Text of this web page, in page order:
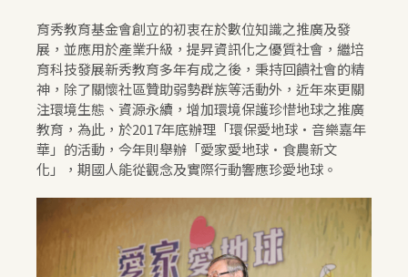
育秀教育基金會創立的初衷在於數位知識之推廣及發
展，並應用於產業升級，提昇資訊化之優質社會，繼培
育科技發展新秀教育多年有成之後，秉持回饋社會的精
神，除了關懷社區贊助弱勢群族等活動外，近年來更關
注環境生態、資源永續，增加環境保護珍惜地球之推廣
教育，為此，於2017年底辦理「環保愛地球•音樂嘉年
華」的活動，今年則舉辦「愛家愛地球•食農新文
化」，期國人能從觀念及實際行動響應珍愛地球。